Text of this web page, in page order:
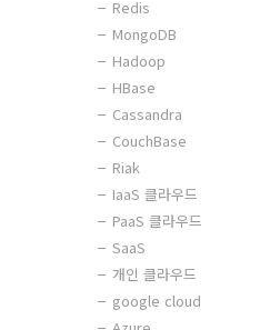
Redis
MongoDB
Hadoop
HBase
Cassandra
CouchBase
Riak
IaaS 클라우드
PaaS 클라우드
SaaS
개인 클라우드
google cloud